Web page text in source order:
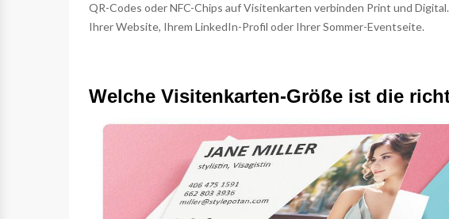
QR-Codes oder NFC-Chips auf Visitenkarten verbinden Print und
Ihrer Website, Ihrem LinkedIn-Profil oder Ihrer Sommer-Eventseite.
Welche Visitenkarten-Größe ist die